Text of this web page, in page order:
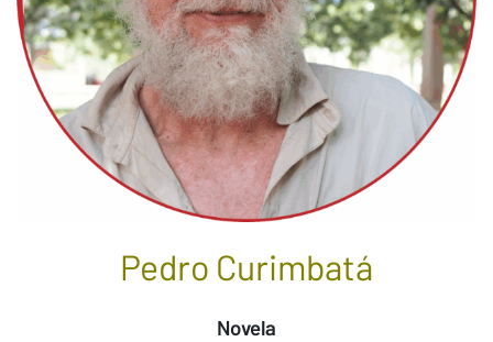
Pedro Curimbatá
Novela